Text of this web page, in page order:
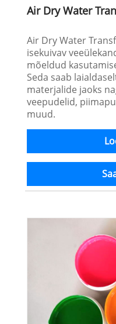
Air Dry Water
Air Dry Water
isekuivav
mõeldud
Seda saab
materjalide jaoks
veepudelid,
muud.